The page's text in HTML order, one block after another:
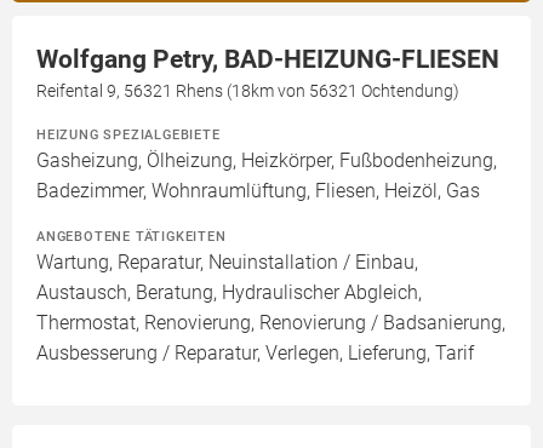
Wolfgang Petry, BAD-HEIZUNG-FLIESEN
Reifental 9, 56321 Rhens (18km von 56321 Ochtendung)
HEIZUNG SPEZIALGEBIETE
Gasheizung, Ölheizung, Heizkörper, Fußbodenheizung,
Badezimmer, Wohnraumlüftung, Fliesen, Heizöl, Gas
ANGEBOTENE TÄTIGKEITEN
Wartung, Reparatur, Neuinstallation / Einbau,
Austausch, Beratung, Hydraulischer Abgleich,
Thermostat, Renovierung, Renovierung / Badsanierung,
Ausbesserung / Reparatur, Verlegen, Lieferung, Tarif